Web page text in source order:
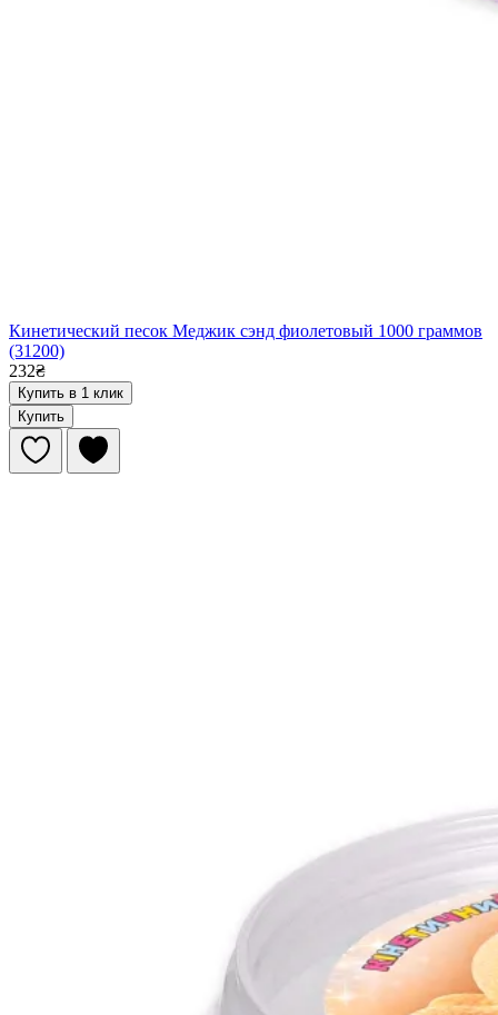
Кинетический песок Меджик сэнд фиолетовый 1000 граммов
(31200)
232₴
Купить в 1 клик
Купить